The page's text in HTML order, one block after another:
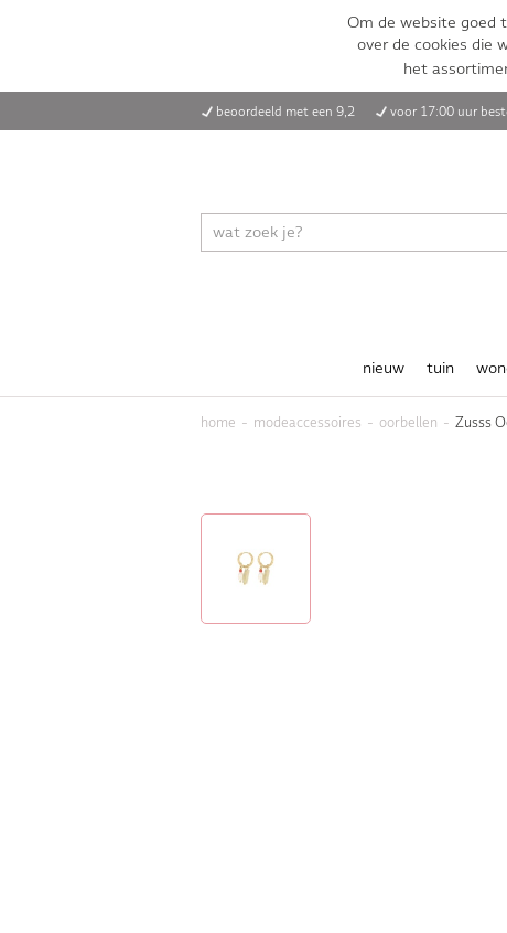
Om de website goed
over de cookies die
het
beoordeeld met een 9,2 voor 17:00 uur
nieuw tuin
home modeaccessoires oorbellen Zusss